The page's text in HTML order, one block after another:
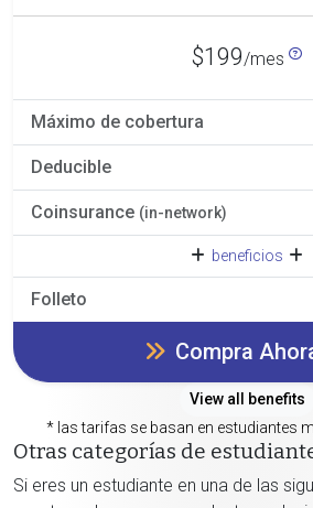
$199/mes
Máximo de cobertura
Deducible
Coinsurance (in-network)
beneficios
Folleto
Compra
View all benefits
* las tarifas se basan en estudiantes
Otras categorías de
Si eres un estudiante en una de las